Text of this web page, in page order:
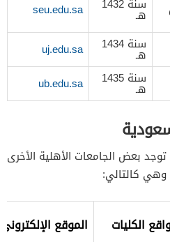
هـ seu.edu.sa
سنة 1434
هـ
uj.edu.sa
سنة 1435
هـ ub.edu.sa
بعض الجامعات الأهلية الأخرى
وهي كالتالي:
الكليات الموقع الإلكتروني